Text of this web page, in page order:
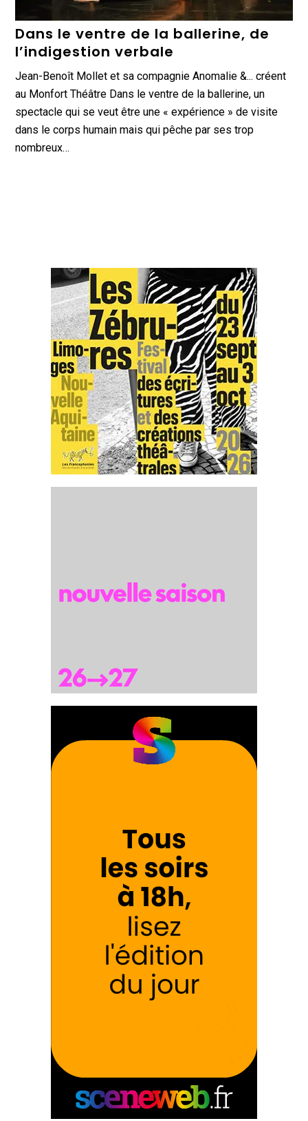
Dans le ventre de la ballerine, de
l’indigestion verbale
Jean-Benoît Mollet et sa compagnie Anomalie &... créent
au Monfort Théâtre Dans le ventre de la ballerine, un
spectacle qui se veut être une « expérience » de visite
dans le corps humain mais qui pêche par ses trop
nombreux…